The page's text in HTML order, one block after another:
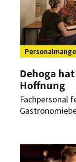
Dehoga
Hoffnung
Fachpersonal
Ruhetage